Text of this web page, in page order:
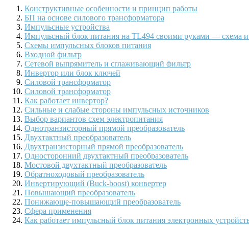
Конструктивные особенности и принцип работы
БП на основе силового трансформатора
Импульсные устройства
Импульсный блок питания на TL494 своими руками — схема
Схемы импульсных блоков питания
Входной фильтр
Сетевой выпрямитель и сглаживающий фильтр
Инвертор или блок ключей
Силовой трансформатор
Силовой трансформатор
Как работает инвертор?
Сильные и слабые стороны импульсных источников
Выбор вариантов схем электропитания
Однотранзисторный прямой преобразователь
Двухтактный преобразователь
Двухтранзисторный прямой преобразователь
Односторонний двухтактный преобразователь
Мостовой двухтактный преобразователь
Обратноходовый преобразователь
Инвертирующий (Buck-boost) конвертер
Повышающий преобразователь
Понижающе-повышающий преобразователь
Сфера применения
Как работает импульсный блок питания электронных